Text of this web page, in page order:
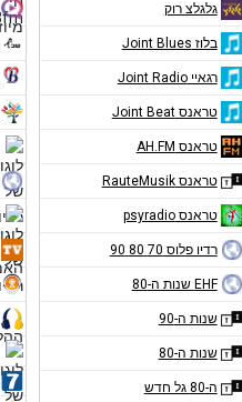
גלגלצ רוק
בלוז Joint Blues
רגאיי Joint Radio
טראנס Joint Beat
טראנס AH.FM
טראנס RauteMusik
טראנס psyradio
רדיו פלוס 70 80 90
EHF שנות ה-80
שנות ה-90
שנות ה-80
ה-80 גל חדש